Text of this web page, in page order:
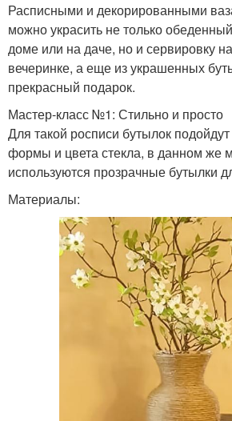
Расписными и декорированными
можно украсить не только
доме или на даче, но и сервировку
вечеринке, а еще из украшенных
прекрасный подарок.
Мастер-класс №1: Стильно и просто
Для такой росписи бутылок
формы и цвета стекла, в данном же
используются прозрачные бутылки
Материалы: